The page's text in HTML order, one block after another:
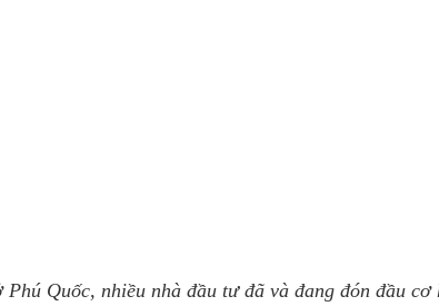
Phú Quốc, nhiều nhà đầu tư đã và đang đón đầu